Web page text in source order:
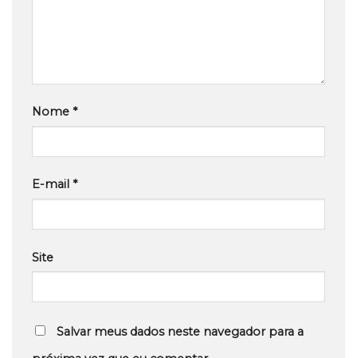
Nome *
E-mail *
Site
Salvar meus dados neste navegador para a